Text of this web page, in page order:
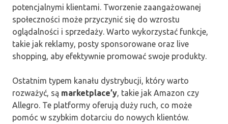
potencjalnymi klientami. Tworzenie zaangażowanej
społeczności może przyczynić się do wzrostu
oglądalności i sprzedaży. Warto wykorzystać funkcje,
takie jak reklamy, posty sponsorowane oraz live
shopping, aby efektywnie promować swoje produkty.
Ostatnim typem kanału dystrybucji, który warto
rozważyć, są marketplace’y , takie jak Amazon czy
Allegro. Te platformy oferują duży ruch, co może
pomóc w szybkim dotarciu do nowych klientów.